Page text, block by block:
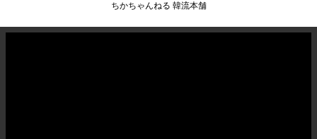
ちかちゃんねる 韓流本舗